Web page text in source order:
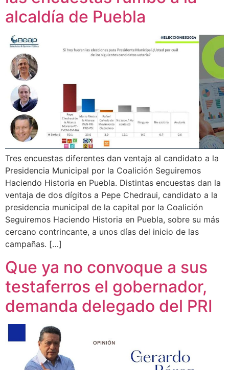
alcaldía de Puebla
Tres encuestas diferentes dan ventaja al candidato a la
Presidencia Municipal por la Coalición Seguiremos
Haciendo Historia en Puebla. Distintas encuestas dan la
ventaja de dos dígitos a Pepe Chedraui, candidato a la
presidencia municipal de la capital por la Coalición
Seguiremos Haciendo Historia en Puebla, sobre su más
cercano contrincante, a unos días del inicio de las
campañas. […]
Que ya no convoque a sus
testaferros el gobernador,
demanda delegado del PRI